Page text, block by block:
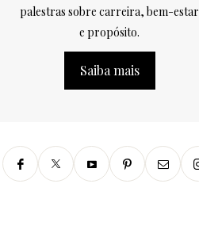
palestras sobre carreira, bem-estar
e propósito.
Saiba mais